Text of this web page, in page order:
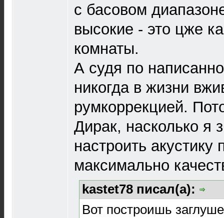
с басовом
высокие - это цже
комнаты.
А судя по
никогда в жизни
румкоррекцией.
Дирак, насколько я
настроить
максимально
kastet78 писал(а):
Вот построишь